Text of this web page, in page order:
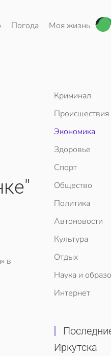
Погода Моя жизнь
в
Криминал
Происшествия
Экономика
Здоровье
Спорт
Общество
Политика
Автоновости
Культура
Отдых
Наука и
Интернет
Иркутска